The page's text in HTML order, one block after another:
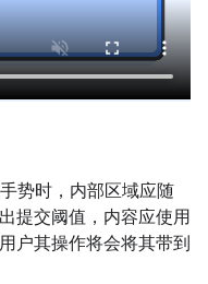
势时，内部区域应随
提交阈值，内容应使用
户其操作将会将其带到